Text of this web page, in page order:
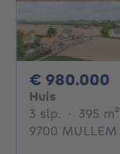
€ 980.000
Huis
3 slp. 3
· 395 m²
9700 MULLEM